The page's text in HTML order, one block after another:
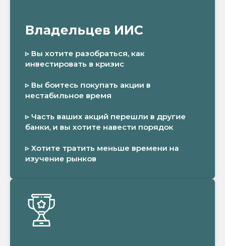
Владельцев ИИС
▹ Вы хотите разобраться, как
инвестировать в кризис
▹ Вы боитесь покупать акции в
нестабильное время
▹ Часть ваших акций перешли в другие
банки, и вы хотите навести порядок
▹ Хотите тратить меньше времени на
изучение рынков